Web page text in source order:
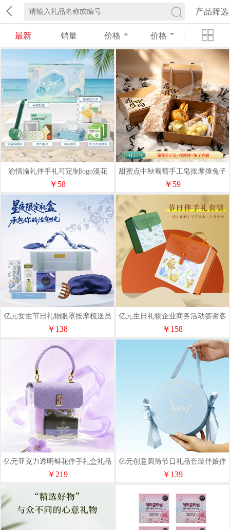
产品筛选
最新 销量 价格 价格
渝情渝礼伴手礼可定制logo漫花
河-夏清集5
￥58
甜蜜点中秋葡萄手工皂按摩捶兔子
香囊礼盒套装DAL1346
￥59
亿元女生节日礼物眼罩按摩梳送员
工客户实用礼品开业伴手礼定制
￥138
亿元生日礼物企业商务活动答谢客
户伴手礼情人节生日庆典礼品套装
￥158
亿元亚克力透明鲜花伴手礼盒礼品
套装结婚伴娘回礼轻奢手提礼品
￥219
亿元创意圆筒节日礼品套装伴娘伴
手礼盒ins网红手提礼品批发
￥139